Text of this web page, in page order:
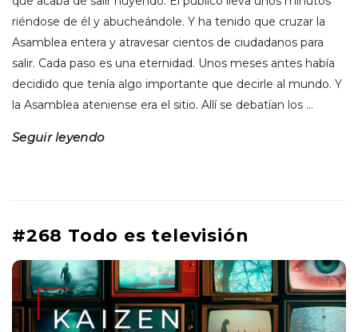
riéndose de él y abucheándole. Y ha tenido que cruzar la
Asamblea entera y atravesar cientos de ciudadanos para
salir. Cada paso es una eternidad. Unos meses antes había
decidido que tenía algo importante que decirle al mundo. Y
la Asamblea ateniense era el sitio. Allí se debatían los …
Seguir leyendo
#268 Todo es televisión